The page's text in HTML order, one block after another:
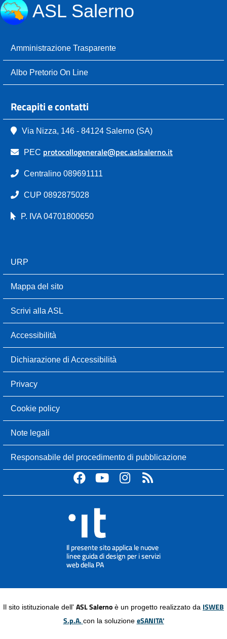
ASL Salerno
Amministrazione Trasparente
Albo Pretorio On Line
Recapiti e contatti
Via Nizza, 146 - 84124 Salerno (SA)
PEC protocollogenerale@pec.aslsalerno.it
Centralino 089691111
CUP 0892875028
P. IVA 04701800650
URP
Mappa del sito
Scrivi alla ASL
Accessibilità
Dichiarazione di Accessibilità
Privacy
Cookie policy
Note legali
Responsabile del procedimento di pubblicazione
Il sito istituzionale dell' ASL Salerno è un progetto realizzato da ISWEB
S.p.A. con la soluzione eSANITA'